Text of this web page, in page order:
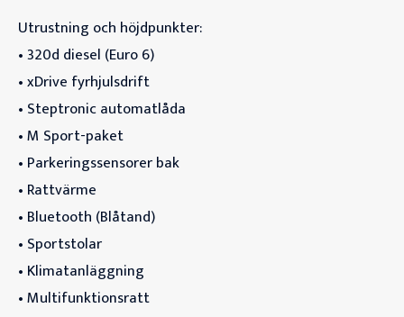
Utrustning och höjdpunkter:
• 320d diesel (Euro 6)
• xDrive fyrhjulsdrift
• Steptronic automatlåda
• M Sport-paket
• Parkeringssensorer bak
• Rattvärme
• Bluetooth (Blåtand)
• Sportstolar
• Klimatanläggning
• Multifunktionsratt